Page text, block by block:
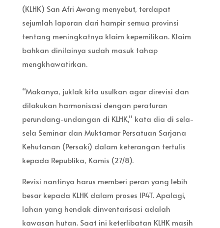
(KLHK) San Afri Awang menyebut, terdapat
sejumlah laporan dari hampir semua provinsi
tentang meningkatnya klaim kepemilikan. Klaim
bahkan dinilainya sudah masuk tahap
mengkhawatirkan.
“Makanya, juklak kita usulkan agar direvisi dan
dilakukan harmonisasi dengan peraturan
perundang-undangan di KLHK,” kata dia di sela-
sela Seminar dan Muktamar Persatuan Sarjana
Kehutanan (Persaki) dalam keterangan tertulis
kepada Republika, Kamis (27/8).
Revisi nantinya harus memberi peran yang lebih
besar kepada KLHK dalam proses IP4T. Apalagi,
lahan yang hendak dinventarisasi adalah
kawasan hutan. Saat ini keterlibatan KLHK masih